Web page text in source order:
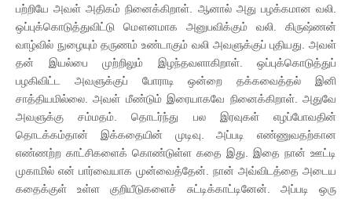
பற்றியே அவள் அதிகம் நினைக்கிறாள். ஆனால் அது பழக்கமான வலி.
ஒப்புக்கொடுத்துவிட்டு மௌனமாக அனுபவிக்கும் வலி. கிருஷ்ணன்
வாழ்வில் நுழையும் தருணம் உண்டாகும் வலி அவளுக்குப் புதியது. அவள்
தன் இயல்பை முற்றிலும் இழந்தவளாகிறாள். ஒப்புக்கொடுத்துப்
பழகிவிட்ட அவளுக்குப் போராடி ஒன்றை தக்கவைத்தல் இனி
சாத்தியமில்லை. அவள் மீண்டும் இரையாகவே நினைக்கிறாள். அதுவே
அவளுக்கு சம்மதம். தொடர்ந்து பல இரவுகள் எழப்போவதின்
தொடக்கம்தான் இக்கதையின் முடிவு. அப்படி எண்ணுவதற்கான
எண்ணற்ற காட்சிகளைக் கொண்டுள்ள கதை இது. இதை நான் ஊட்டி
முகாமில் என் பார்வையாக முன்வைத்தேன். நான் அவ்விடத்தை அடைய
கதைக்குள் உள்ள குறியீடுகளைச் சுட்டிக்காட்டினேன். அப்படி ஒரு